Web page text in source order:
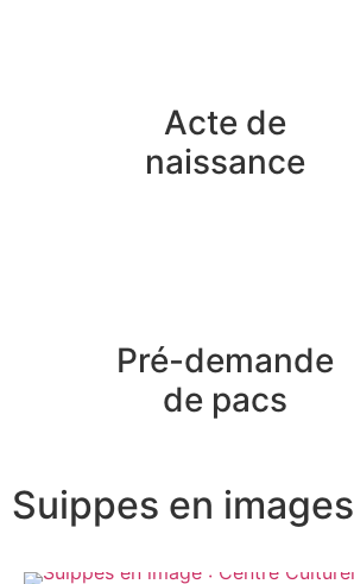
Acte de
naissance
Pré-demande
de pacs
Suippes en images